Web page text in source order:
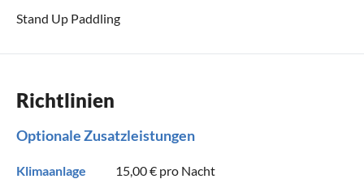
Stand Up Paddling
Richtlinien
Optionale Zusatzleistungen
Klimaanlage 15,00 € pro Nacht